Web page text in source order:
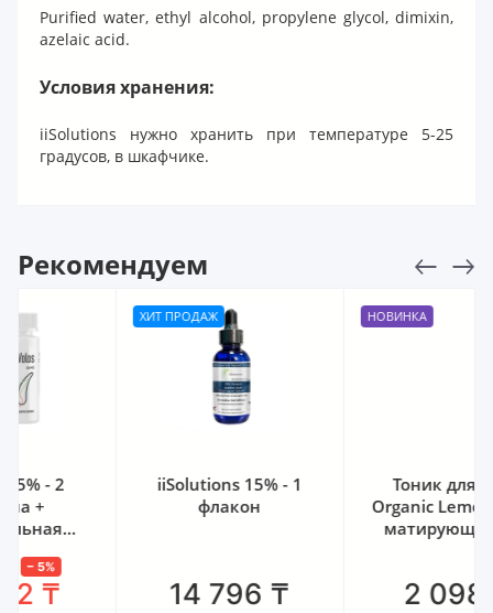
Purified water, ethyl alcohol, propylene glycol, dimixin,
azelaic acid.
Условия хранения:
iiSolutions нужно хранить при температуре 5-25
градусов, в шкафчике.
Рекомендуем
iiSolutions 15% - 1
₸
Тоник для лица
Organic Lemongrass -
матирующий для
кожи Bunee, 200 мл
₸